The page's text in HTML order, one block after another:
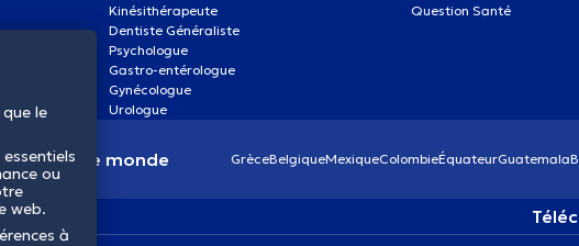
Kinésithérapeute
Dentiste Généraliste
Psychologue
Gastro-entérologue
Gynécologue
Urologue
Question Santé
dans le monde GrèceBelgiqueMexiqueColombieÉquateurGuatemala
le
ou
web.
à